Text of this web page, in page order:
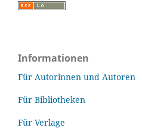
Informationen
Für Autorinnen und Autoren
Für Bibliotheken
Für Verlage